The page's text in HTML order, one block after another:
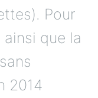
Pour
ainsi que la
2014